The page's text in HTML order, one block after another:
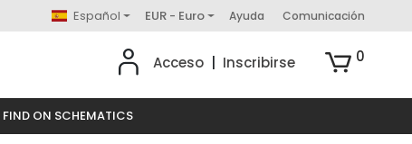
Español EUR - Euro Ayuda Comunicación
Acceso Inscribirse 0
FIND ON SCHEMATICS